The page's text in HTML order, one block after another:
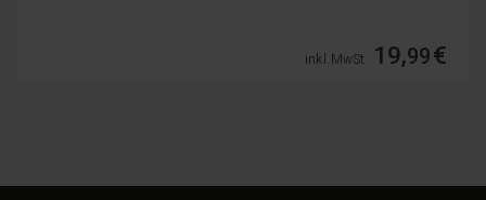
inkl. MwSt. 19,99€